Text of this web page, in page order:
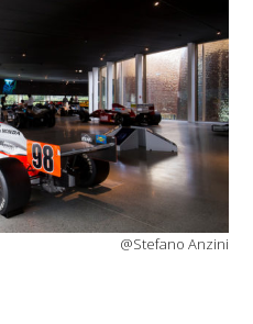
@Stefano Anzini